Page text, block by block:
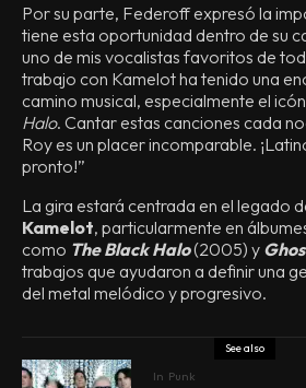
Por su parte, Federoff expresó la
tiene esta oportunidad dentro de su
uno de mis vocalistas favoritos de
trabajo con Kamelot ha tenido una
camino musical, especialmente el
Halo. Cantar estas canciones cada
Roy es un placer incomparable.
pronto!”
La gira estará centrada en el legado
Kamelot, particularmente en
como The Black Halo(2005) y
trabajos que ayudaron a definir una
del metal melódico y progresivo.
See also
In Punk